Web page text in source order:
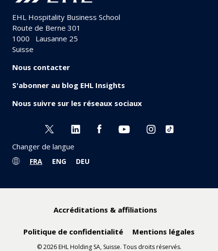
EHL Hospitality Business School
Route de Berne 301
1000
Lausanne 25
Suisse
Nous contacter
S'abonner au blog EHL Insights
Nous suivre sur les réseaux sociaux
Changer de langue
FRA ENG DEU
Accréditations & affiliations
Politique de confidentialité Mentions légales
© 2026 EHL Holding SA, Suisse. Tous droits réservés.